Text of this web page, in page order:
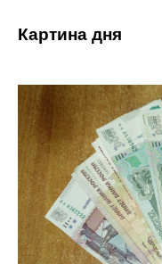
Картина дня